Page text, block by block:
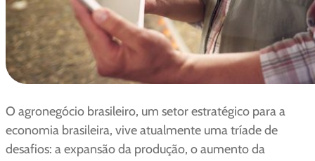
O agronegócio brasileiro, um setor estratégico para a
economia brasileira, vive atualmente uma tríade de
desafios: a expansão da produção, o aumento da